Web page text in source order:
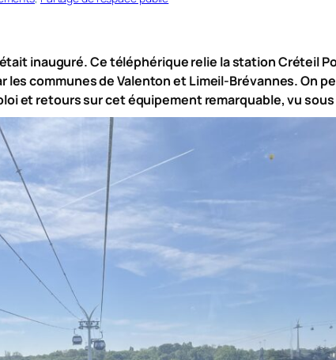
était inauguré. Ce téléphérique relie la station Créteil
communes de Valenton et Limeil-Brévannes. On
et retours sur cet équipement remarquable, vu sous